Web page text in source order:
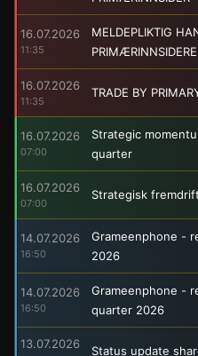
16.07.2026
11:35
MELDEPLIKTIG
PRIMÆRINNSIDERE
16.07.2026
11:35
TRADE BY
16.07.2026
07:00
Strategic
quarter
16.07.2026
07:00
Strategisk
14.07.2026
16:50
Grameenphone -
2026
14.07.2026
16:50
Grameenphone -
quarter 2026
13.07.2026 Status update